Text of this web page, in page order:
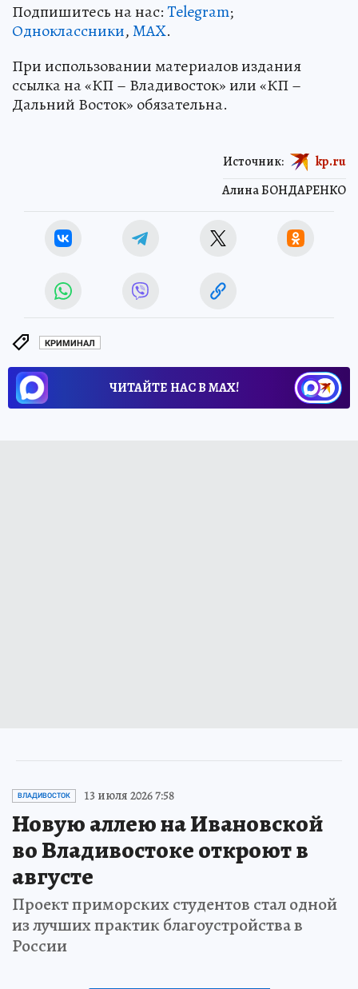
Подпишитесь на нас:Telegram;
Одноклассники,MAX.
При использовании материалов издания
ссылка на «КП – Владивосток» или «КП –
Дальний Восток» обязательна.
Алина БОНДАРЕНКО
Источник: kp.ru
КРИМИНАЛ
ЧИТАЙТЕ НАС В МАХ!
ВЛАДИВОСТОК 13 июля 2026 7:58
Новую аллею на Ивановской
во Владивостоке откроют в
августе
Проект приморских студентов стал одной
из лучших практик благоустройства в
России